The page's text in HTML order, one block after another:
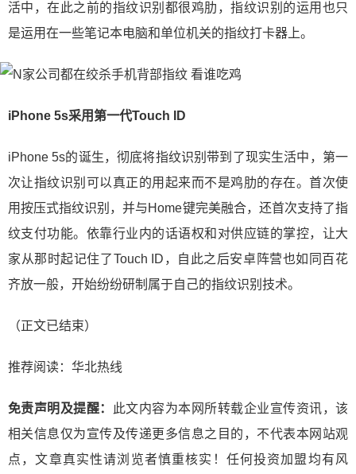
活中，在此之前的指纹识别都很鸡肋，指纹识别的运用也只
是运用在一些笔记本电脑和单位机关的指纹打卡器上。
iPhone 5s采用第一代Touch ID
iPhone 5s的诞生，彻底将指纹识别带到了现实生活中，第一
次让指纹识别可以真正的用起来而不是鸡肋的存在。首次使
用按压式指纹识别，并与Home键完美融合，还首次支持了指
纹支付功能。依靠行业内的话语权和对供应链的掌控，让大
家从那时起记住了Touch ID，自此之后安卓阵营也如同百花
齐放一般，开始纷纷研制属于自己的指纹识别技术。
（正文已结束）
推荐阅读： 华北热线
免责声明及提醒：
此文内容为本网所转载企业宣传资讯，该
相关信息仅为宣传及传递更多信息之目的，不代表本网站观
点，文章真实性请浏览者慎重核实！任何投资加盟均有风